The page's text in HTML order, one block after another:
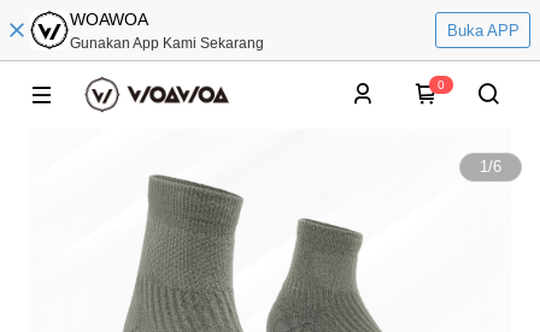
WOAWOA
Gunakan App Kami Sekarang
Buka APP
0
1/6